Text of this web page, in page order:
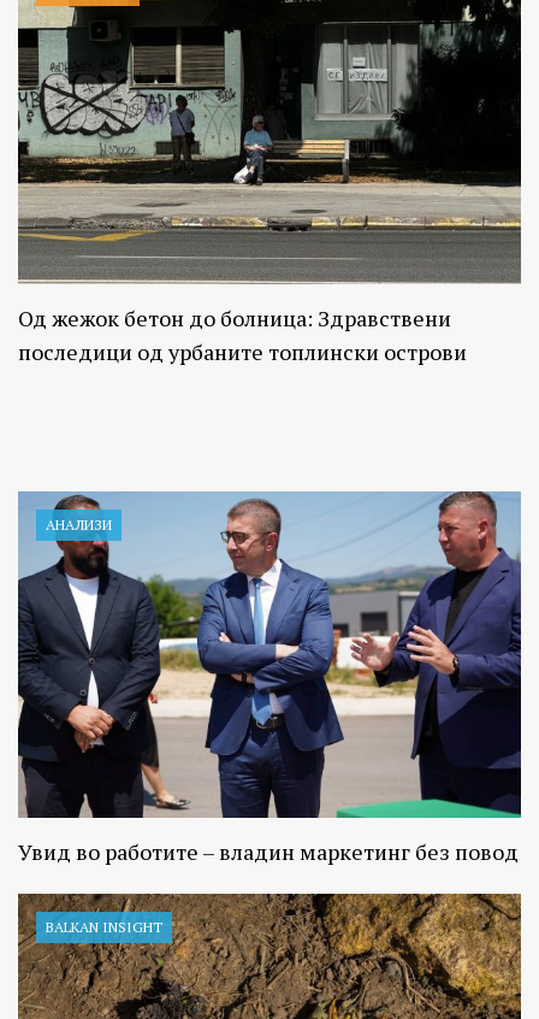
Од жежок бетон до болница: Здравствени
последици од урбаните топлински острови
АНАЛИЗИ
Увид во работите – владин маркетинг без повод
BALKAN INSIGHT